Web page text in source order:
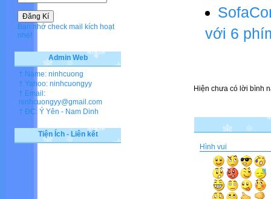
với 6
Hiện chưa có lời bình
Hình vui
Bạn nhớ check mail kích hoạt
nhé!
Admin Web
† Name: ninhcuong
† Yahoo: ninhcuongyy
† Email:
ninhcuongyy@gmail.com
† ĐC: Ý Yên - Nam Dinh
Tiện Ích - Liên kết